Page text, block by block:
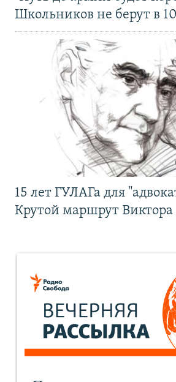
Школьников не берут в
15 лет ГУЛАГа для
Крутой маршрут Виктора